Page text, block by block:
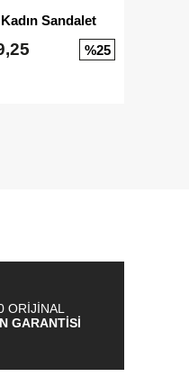
Sandalet
%25
ORİJİNAL
GARANTİSİ